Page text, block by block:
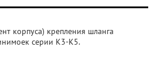
корпуса) крепления шланга
серии K3-K5.